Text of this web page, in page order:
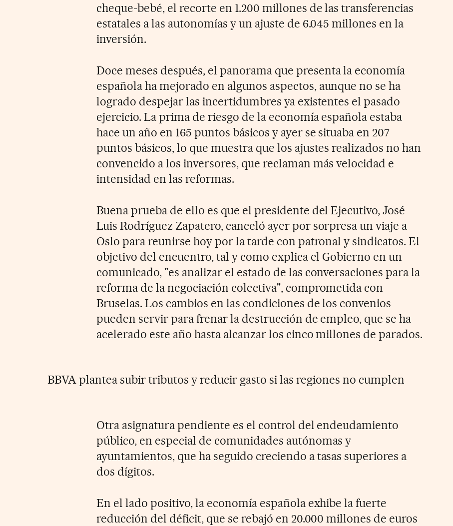
cheque-bebé, el recorte en 1.200 millones de las transferencias
estatales a las autonomías y un ajuste de 6.045 millones en la
inversión.
Doce meses después, el panorama que presenta la economía
española ha mejorado en algunos aspectos, aunque no se ha
logrado despejar las incertidumbres ya existentes el pasado
ejercicio. La prima de riesgo de la economía española estaba
hace un año en 165 puntos básicos y ayer se situaba en 207
puntos básicos, lo que muestra que los ajustes realizados no han
convencido a los inversores, que reclaman más velocidad e
intensidad en las reformas.
Buena prueba de ello es que el presidente del Ejecutivo, José
Luis Rodríguez Zapatero, canceló ayer por sorpresa un viaje a
Oslo para reunirse hoy por la tarde con patronal y sindicatos. El
objetivo del encuentro, tal y como explica el Gobierno en un
comunicado, "es analizar el estado de las conversaciones para la
reforma de la negociación colectiva", comprometida con
Bruselas. Los cambios en las condiciones de los convenios
pueden servir para frenar la destrucción de empleo, que se ha
acelerado este año hasta alcanzar los cinco millones de parados.
BBVA plantea subir tributos y reducir gasto si las regiones no cumplen
Otra asignatura pendiente es el control del endeudamiento
público, en especial de comunidades autónomas y
ayuntamientos, que ha seguido creciendo a tasas superiores a
dos dígitos.
En el lado positivo, la economía española exhibe la fuerte
reducción del déficit, que se rebajó en 20.000 millones de euros